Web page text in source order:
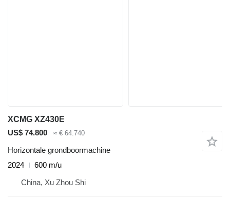
XCMG XZ430E
US$ 74.800
≈ € 64.740
Horizontale grondboormachine
2024
600 m/u
China, Xu Zhou Shi